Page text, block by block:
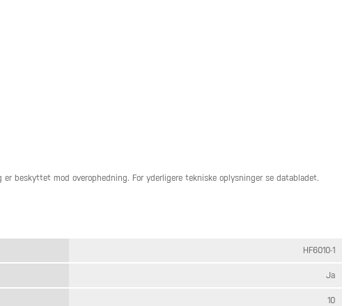
beskyttet mod overophedning. For yderligere tekniske oplysninger se databladet.
HF6010-1
Ja
10